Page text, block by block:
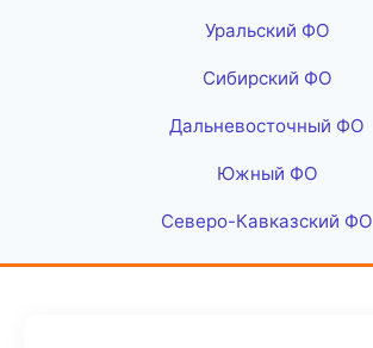
Уральский ФО
Сибирский ФО
Дальневосточный ФО
Южный ФО
Северо-Кавказский ФО